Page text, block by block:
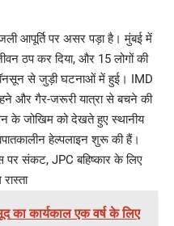
आपूर्ति पर असर पड़ा है। मुंबई में
ठप कर दिया, और 15 लोगों की
से जुड़ी घटनाओं में हुई। IMD
और गैर-जरूरी यात्रा से बचने की
के जोखिम को देखते हुए स्थानीय
हेल्पलाइन शुरू की हैं।
पर संकट, JPC बहिष्कार के लिए
का कार्यकाल एक वर्ष के लिए